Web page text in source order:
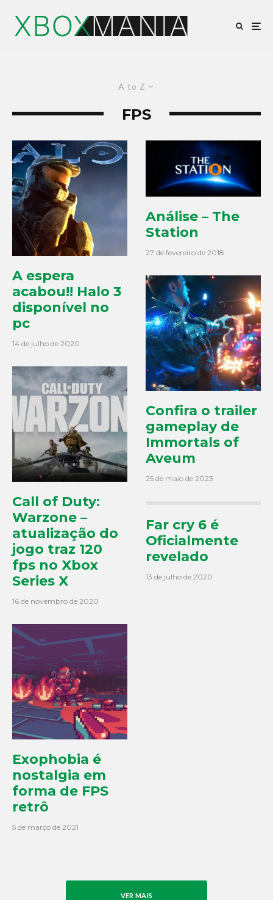
A to Z
FPS
A espera
acabou!! Halo 3
disponível no
pc
14 de julho de 2020
Call of Duty:
Warzone –
atualização do
jogo traz 120
fps no Xbox
Series X
16 de novembro de 2020
Exophobia é
nostalgia em
forma de FPS
retrô
5 de março de 2021
Análise – The
Station
27 de fevereiro de 2018
Confira o trailer
gameplay de
Immortals of
Aveum
25 de maio de 2023
Far cry 6 é
Oficialmente
revelado
13 de julho de 2020
VER MAIS